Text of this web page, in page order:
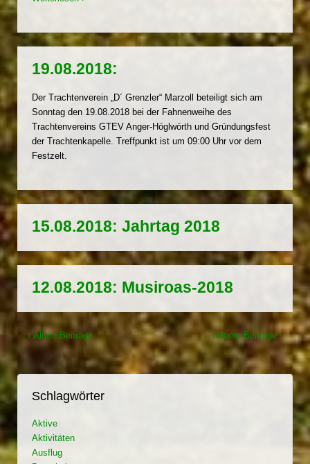
19.08.2018:
Der Trachtenverein „D´ Grenzler“ Marzoll beteiligt sich am
Sonntag den 19.08.2018 bei der Fahnenweihe des
Trachtenvereins GTEV Anger-Höglwörth und Gründungsfest
der Trachtenkapelle. Treffpunkt ist um 09:00 Uhr vor dem
Festzelt.
15.08.2018: Jahrtag 2018
12.08.2018: Musiroas-2018
‹ Ältere Beiträge Neuere Beiträge ›
Schlagwörter
Aktive
Aktivitäten
Ausflug